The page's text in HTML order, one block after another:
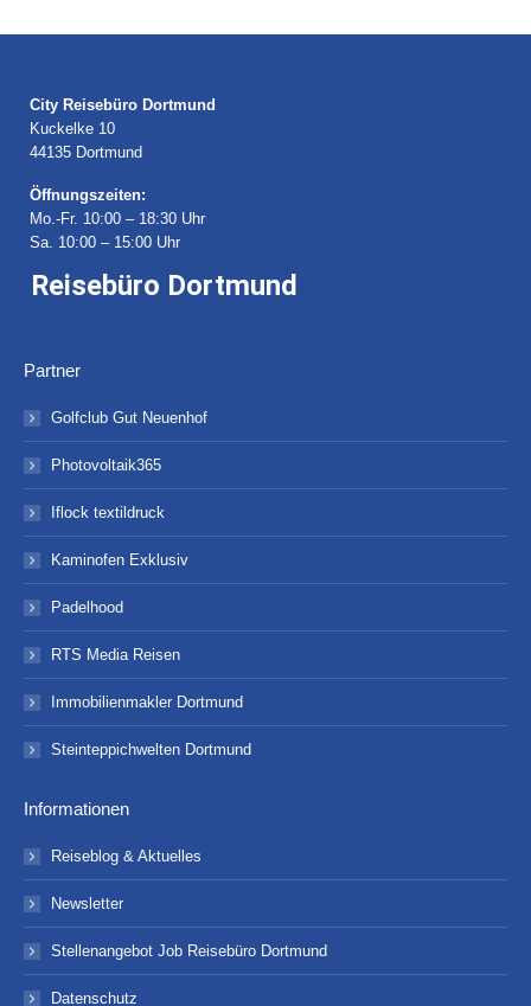
City Reisebüro Dortmund
Kuckelke 10
44135 Dortmund
Öffnungszeiten:
Mo.-Fr. 10:00 – 18:30 Uhr
Sa. 10:00 – 15:00 Uhr
Reisebüro Dortmund
Partner
Golfclub Gut Neuenhof
Photovoltaik365
Iflock textildruck
Kaminofen Exklusiv
Padelhood
RTS Media Reisen
Immobilienmakler Dortmund
Steinteppichwelten Dortmund
Informationen
Reiseblog & Aktuelles
Newsletter
Stellenangebot Job Reisebüro Dortmund
Datenschutz